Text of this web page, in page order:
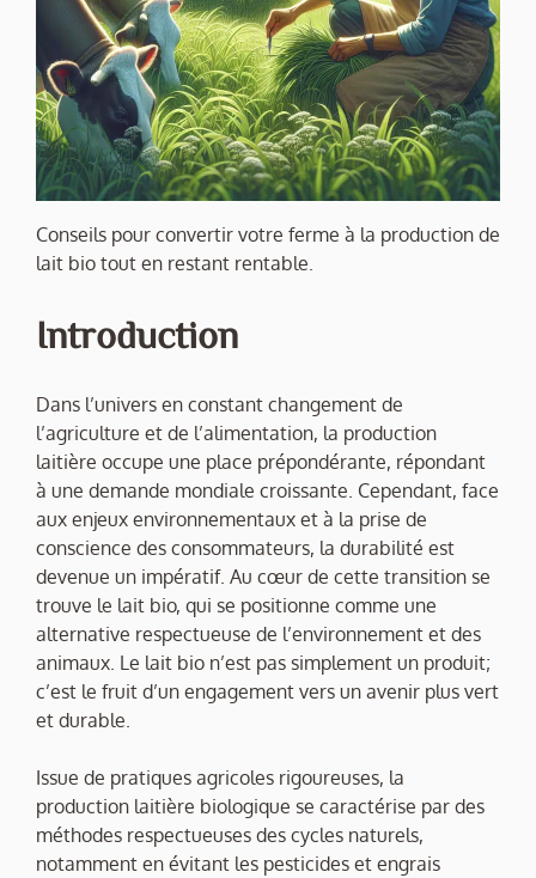
Conseils pour convertir votre ferme à la production de
lait bio tout en restant rentable.
Introduction
Dans l’univers en constant changement de
l’agriculture et de l’alimentation, la production
laitière occupe une place prépondérante, répondant
à une demande mondiale croissante. Cependant, face
aux enjeux environnementaux et à la prise de
conscience des consommateurs, la durabilité est
devenue un impératif. Au cœur de cette transition se
trouve le lait bio, qui se positionne comme une
alternative respectueuse de l’environnement et des
animaux. Le lait bio n’est pas simplement un produit;
c’est le fruit d’un engagement vers un avenir plus vert
et durable.
Issue de pratiques agricoles rigoureuses, la
production laitière biologique se caractérise par des
méthodes respectueuses des cycles naturels,
notamment en évitant les pesticides et engrais